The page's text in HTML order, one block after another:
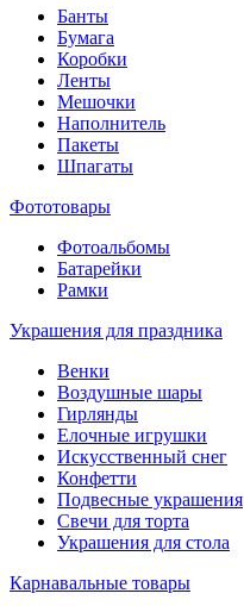
Банты
Бумага
Коробки
Ленты
Мешочки
Наполнитель
Пакеты
Шпагаты
Фототовары
Фотоальбомы
Батарейки
Рамки
Украшения для праздника
Венки
Воздушные шары
Гирлянды
Елочные игрушки
Искусственный снег
Конфетти
Подвесные украшения
Свечи для торта
Украшения для стола
Карнавальные товары